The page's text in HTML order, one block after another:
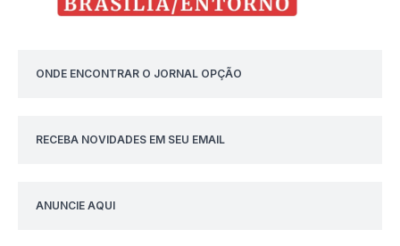
ONDE ENCONTRAR O JORNAL OPÇÃO
RECEBA NOVIDADES EM SEU EMAIL
ANUNCIE AQUI